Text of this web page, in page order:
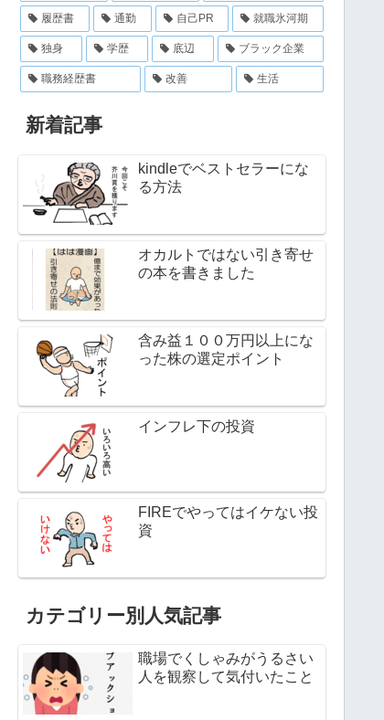
履歴書 通勤 自己PR 就職氷河期
独身 学歴 底辺 ブラック企業
職務経歴書 改善 生活
新着記事
kindleでベストセラーにな
る方法
オカルトではない引き寄せ
の本を書きました
含み益１００万円以上にな
った株の選定ポイント
インフレ下の投資
FIREでやってはイケない投
資
カテゴリー別人気記事
職場でくしゃみがうるさい
人を観察して気付いたこと